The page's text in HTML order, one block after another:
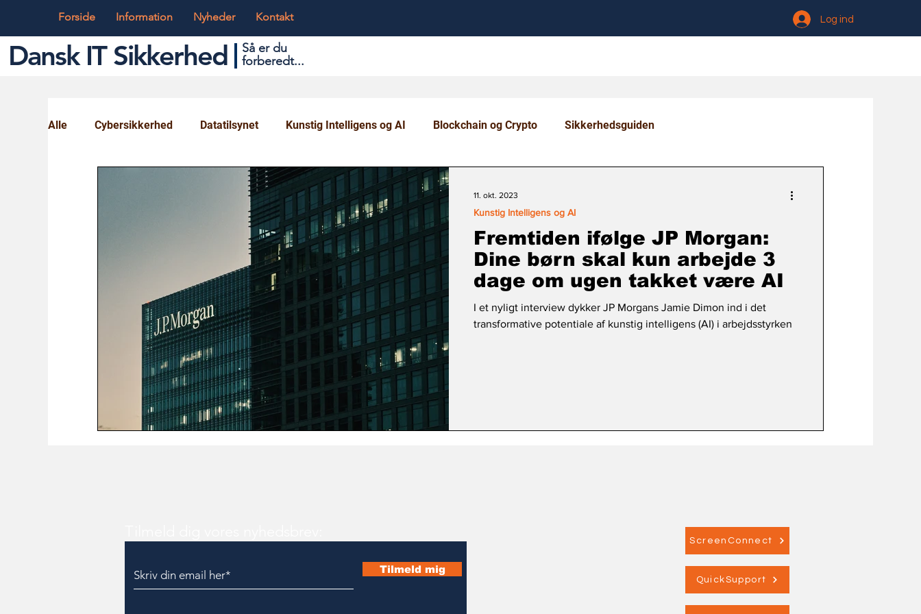
Forside Information Nyheder Kontakt Log ind
Dansk IT Sikkerhed
Så er du
forberedt...
Alle Cybersikkerhed Datatilsynet Kunstig Intelligens og AI Blockchain og Crypto Sikkerhedsguiden
IT og Teknik Ungdom og Uddannelse
Fremtiden ifølge JP Morgan:
Dine børn skal kun arbejde 3
dage om ugen takket være AI
I et nyligt interview dykker JP Morgans Jamie Dimon ind i det
transformative potentiale af kunstig intelligens (AI) i arbejdsstyrken
Kunstig Intelligens og AI
11. okt. 2023
Tilmeld mig
ScreenConnect
QuickSupport